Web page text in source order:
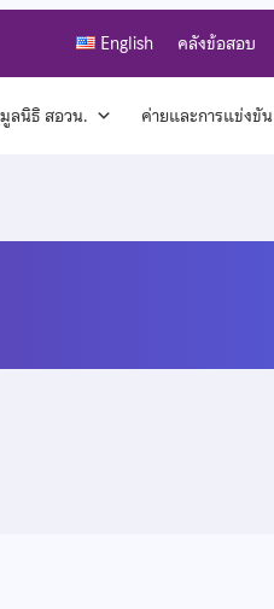
English คลังข้อสอบ
ลนิธิ สอวน. ค่ายและการแข่งขัน